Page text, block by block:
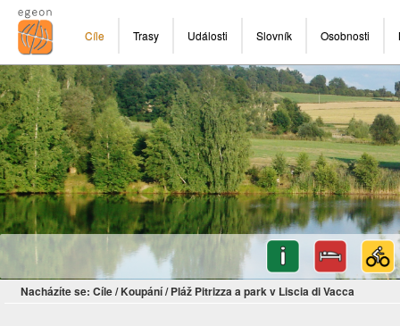
Cíle Trasy Události Slovník Osobnosti
Nacházíte se: Cíle/ Koupání/ Pláž Pitrizza a park v Liscia di Vacca